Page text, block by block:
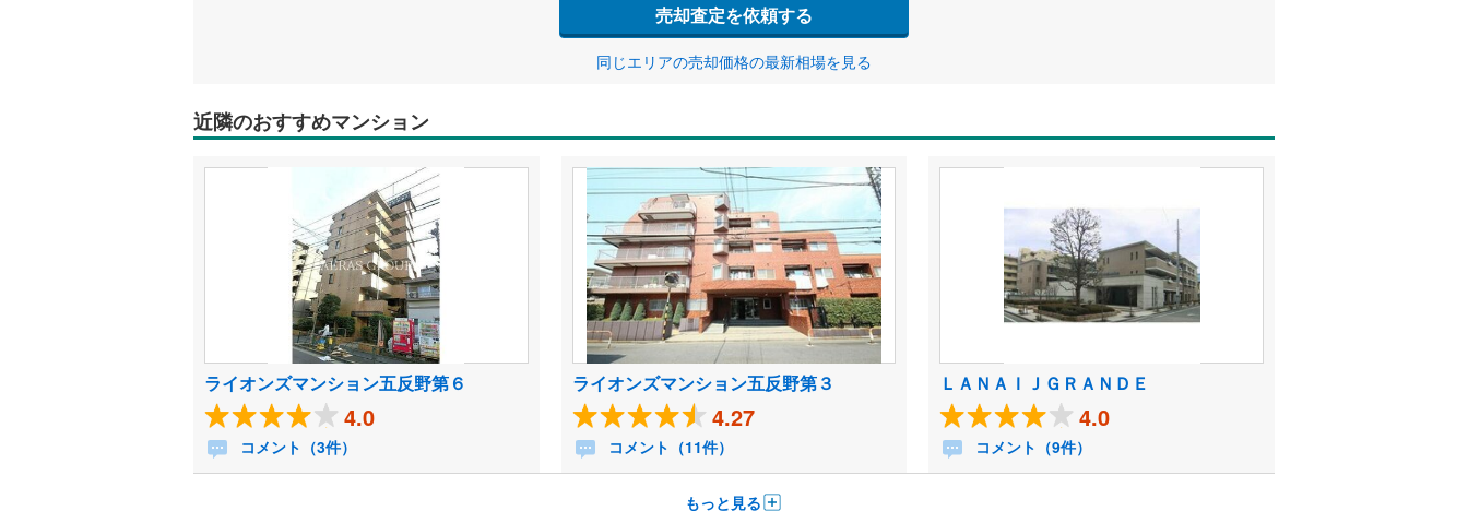
売却査定を依頼する
同じエリアの売却価格の最新相場を見る
近隣のおすすめマンション
ライオンズマンション五反野第６
4.0
コメント（3件）
ライオンズマンション五反野第３
4.27
コメント（11件）
ＬＡＮＡＩＪＧＲＡＮＤＥ
4.0
コメント（9件）
もっと見る